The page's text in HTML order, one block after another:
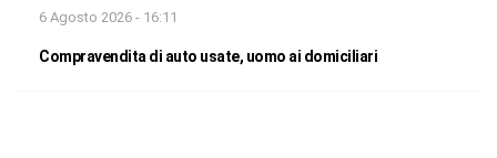
6 Agosto 2026 - 16:11
Compravendita di auto usate, uomo ai domiciliari